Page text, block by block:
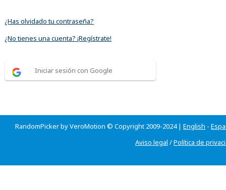
¿Has olvidado tu contraseña?
¿No tienes una cuenta? ¡Regístrate!
Iniciar sesión con Google
RandomPicker by VeroMotion © Copyright 2009-2024 | English -
Aviso legal /Política de